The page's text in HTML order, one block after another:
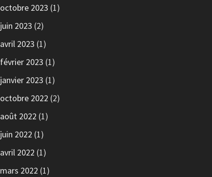
octobre 2023 (1)
juin 2023 (2)
avril 2023 (1)
février 2023 (1)
janvier 2023 (1)
octobre 2022 (2)
août 2022 (1)
juin 2022 (1)
avril 2022 (1)
mars 2022 (1)